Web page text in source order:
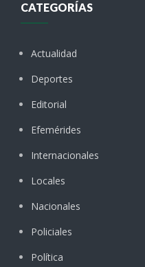
CATEGORÍAS
Actualidad
Deportes
Editorial
Efemérides
Internacionales
Locales
Nacionales
Policiales
Política